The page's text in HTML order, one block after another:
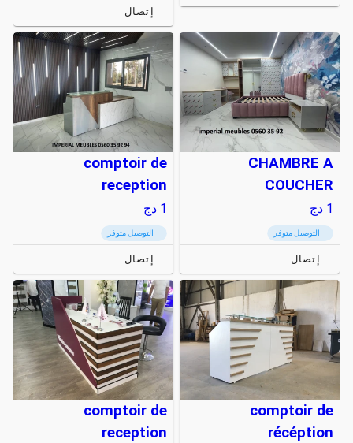
إتصال
CHAMBRE A
COUCHER
1 دج
التوصيل متوفر
إتصال
comptoir de
reception
1 دج
التوصيل متوفر
إتصال
comptoir de
récéption
comptoir de
reception